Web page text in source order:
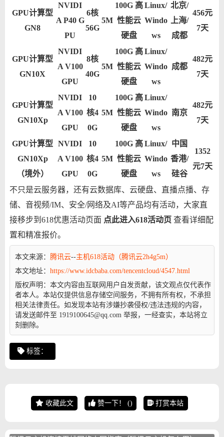
GPU计算型
GN8
NVIDI
A P40 G
PU
6核
56G
5M
100G 高
性能云
硬盘
Linux/
Windo
ws
北京/
上海/
成都
456元
7天
GPU计算型
GN10X
NVIDI
A V100
GPU
8核
40G
5M
100G 高
性能云
硬盘
Linux/
Windo
ws
成都
482元
7天
GPU计算型
GN10Xp
NVIDI
A V100
GPU
10
核4
0G
5M
100G 高
性能云
硬盘
Linux/
Windo
ws
南京
482元
7天
GPU计算型
GN10Xp
（境外）
NVIDI
A V100
GPU
10
核4
0G
5M
100G 高
性能云
硬盘
Linux/
Windo
ws
中国
香港/
硅谷
1352
元7天
不只是云服务器，还有云数据库、云硬盘、直播点播、存
储、音视频/IM、安全/网络及AI等产品均有活动，大家直
接移步到618优惠活动页面 点此进入618活动页 查看详细配
置和精准报价。
本文来源： 腾讯云--主机618活动（腾讯云2h4g5m）
本文地址： https://www.idcbaba.com/tencentcloud/4547.html
版权声明： 本文内容由互联网用户自发贡献，该文观点仅代表作
者本人。本站仅提供信息存储空间服务，不拥有所有权，不承担
相关法律责任。如发现本站有涉嫌抄袭侵权/违法违规的内容，
请发送邮件至 1919100645@qq.com 举报，一经查实，本站将立
刻删除。
标签：
收藏此文 赞一下！ () 打赏本站